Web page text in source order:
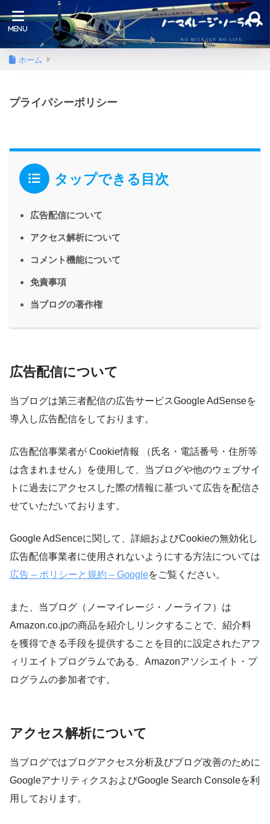
ホーム
プライバシーポリシー
タップできる目次
広告配信について
アクセス解析について
コメント機能について
免責事項
当ブログの著作権
広告配信について
当ブログは第三者配信の広告サービスGoogle AdSenseを
導入し広告配信をしております。
広告配信事業者が Cookie情報 （氏名・電話番号・住所等
は含まれません）を使用して、当ブログや他のウェブサイ
トに過去にアクセスした際の情報に基づいて広告を配信さ
せていただいております。
Google AdSenceに関して、詳細およびCookieの無効化し
広告配信事業者に使用されないようにする方法については
広告 – ポリシーと規約 – Googleをご覧ください。
また、当ブログ（ノーマイレージ・ノーライフ）は
Amazon.co.jpの商品を紹介しリンクすることで、紹介料
を獲得できる手段を提供することを目的に設定されたアフ
ィリエイトプログラムである、Amazonアソシエイト・プ
ログラムの参加者です。
アクセス解析について
当ブログではブログアクセス分析及びブログ改善のために
GoogleアナリティクスおよびGoogle Search Consoleを利
用しております。